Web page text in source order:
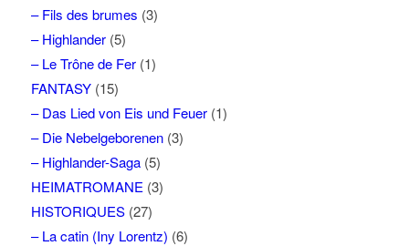
– Fils des brumes (3)
– Highlander(5)
– Le Trône de Fer(1)
FANTASY(15)
– Das Lied von Eis und Feuer(1)
– Die Nebelgeborenen(3)
– Highlander-Saga(5)
HEIMATROMANE (3)
HISTORIQUES(27)
– La catin (Iny Lorentz) (6)